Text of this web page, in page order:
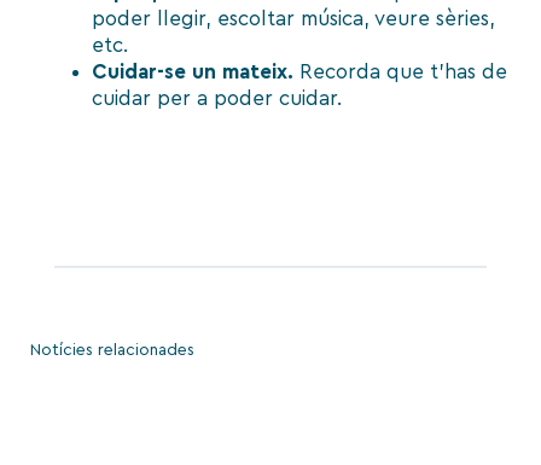
poder llegir, escoltar música, veure sèries,
etc.
Cuidar-se un mateix. Recorda que t’has de
cuidar per a poder cuidar.
Notícies relacionades